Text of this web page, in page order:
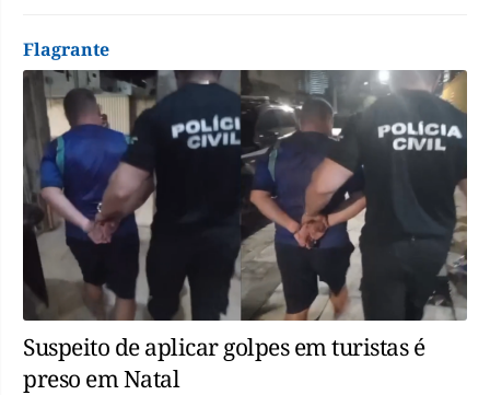
Flagrante
Suspeito de aplicar golpes em turistas é
preso em Natal